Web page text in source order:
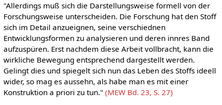
"Allerdings muß sich die Darstellungsweise formell von der
Forschungsweise unterscheiden. Die Forschung hat den Stoff
sich im Detail anzueignen, seine verschiednen
Entwicklungsformen zu analysieren und deren innres Band
aufzuspüren. Erst nachdem diese Arbeit vollbracht, kann die
wirkliche Bewegung entsprechend dargestellt werden.
Gelingt dies und spiegelt sich nun das Leben des Stoffs ideell
wider, so mag es aussehn, als habe man es mit einer
Konstruktion a priori zu tun." (MEW Bd. 23, S. 27)